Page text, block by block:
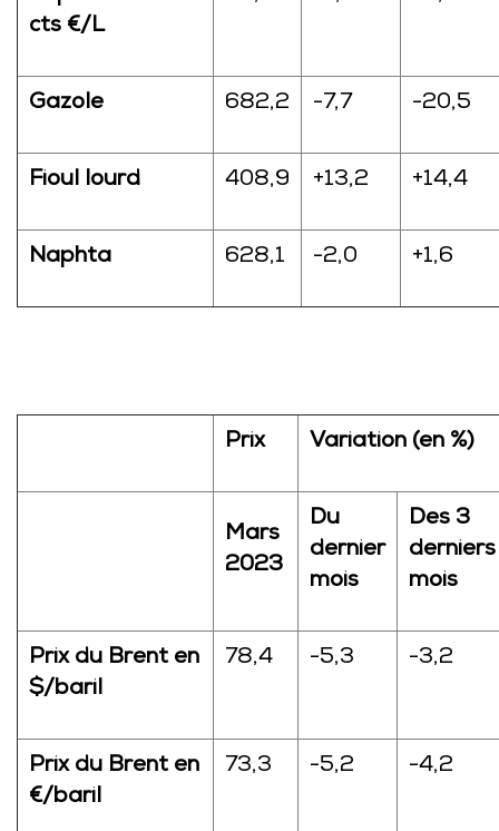
cts €/L
Gazole 682,2 -7,7 -20,5
Fioul lourd 408,9 +13,2 +14,4
Naphta 628,1 -2,0 +1,6
Prix Variation (en %)
Mars
2023
Du
dernier
mois
Des 3
derniers
mois
Prix du Brent en
$/baril
78,4 -5,3 -3,2
Prix du Brent en
€/baril
73,3 -5,2 -4,2